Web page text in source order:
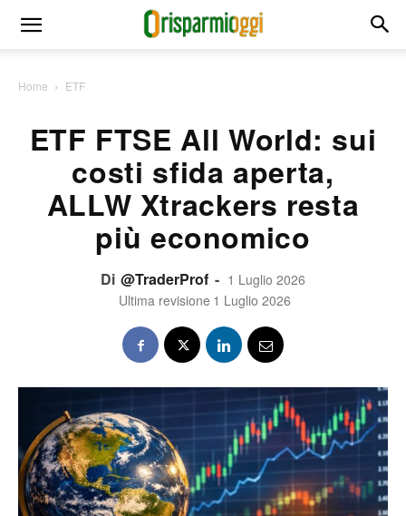
Home ETF
ETF FTSE All World: sui
costi sfida aperta,
ALLW Xtrackers resta
più economico
Di @TraderProf - 1 Luglio 2026
Ultima revisione 1 Luglio 2026